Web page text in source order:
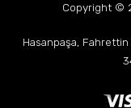
Copyright ©
Hasanpaşa,